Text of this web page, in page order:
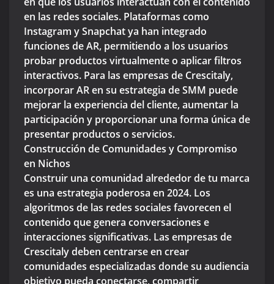
en las redes sociales. Plataformas como
Instagram y Snapchat ya han integrado
funciones de AR, permitiendo a los usuarios
probar productos virtualmente o aplicar filtros
interactivos. Para las empresas de Crescitaly,
incorporar AR en su estrategia de SMM puede
mejorar la experiencia del cliente, aumentar la
participación y proporcionar una forma única de
presentar productos o servicios.
Construcción de Comunidades y Compromiso
en Nichos
Construir una comunidad alrededor de tu marca
es una estrategia poderosa en 2024. Los
algoritmos de las redes sociales favorecen el
contenido que genera conversaciones e
interacciones significativas. Las empresas de
Crescitaly deben centrarse en crear
comunidades especializadas donde su audiencia
objetivo pueda conectarse, compartir